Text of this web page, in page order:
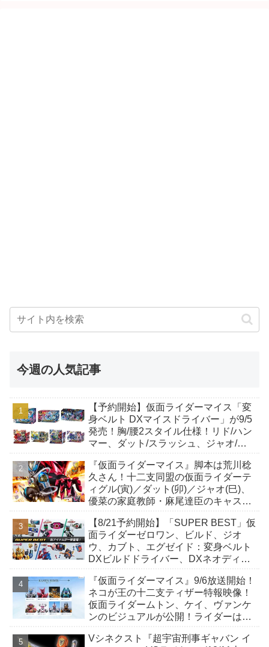
今週の人気記事
【予約開始】仮面ライダーマイス「変
身ベルト DXマイスドライバー」が9/5
発売！胸/腰2スタイル仕様！リド/ハン
マー、ダット/スラッシュ、ジャオ/バ
も！
『仮面ライダーマイス』脚本は荒川稔
久さん！十二支同盟の仮面ライダーテ
ィグル(寅)／ダット(卯)／ジャオ(巳)、
優菜の家庭教師・麻尾達臣のキャスト
んも変身！
【8/21予約開始】「SUPER BEST」仮
面ライダーゼロワン、ビルド、ジオ
ウ、カブト、エグゼイド：変身ベルト
DXビルドドライバー、DXネオディケ
か12点！
『仮面ライダーマイス』9/6放送開始！
ネコが王の十二支ティザー特報映像！
仮面ライダームトン、ケイ、ヴァンケ
ンのビジュアルが公開！ライダーは子
Vシネクスト『超宇宙刑事ギャバン イ